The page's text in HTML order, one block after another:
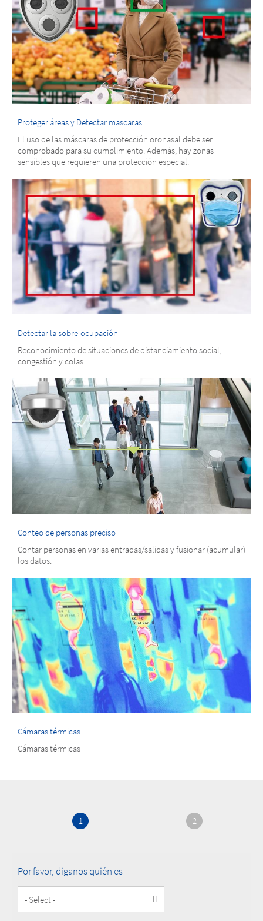
Proteger áreas y Detectar mascaras
El uso de las máscaras de protección oronasal debe ser
comprobado para su cumplimiento. Además, hay zonas
sensibles que requieren una protección especial.
Detectar la sobre-ocupación
Reconocimiento de situaciones de distanciamiento social,
congestión y colas.
Conteo de personas preciso
Contar personas en varias entradas/salidas y fusionar (acumular)
los datos.
Cámaras térmicas
Cámaras térmicas
1 2
Por favor, diganos quién es
Type